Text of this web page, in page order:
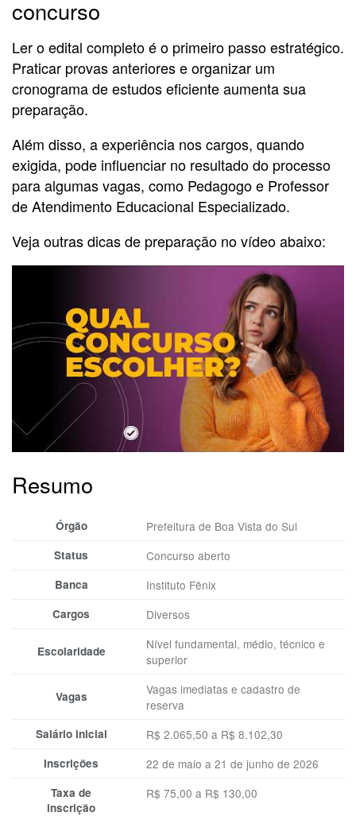
concurso
Ler o edital completo é o primeiro passo estratégico.
Praticar provas anteriores e organizar um
cronograma de estudos eficiente aumenta sua
preparação.
Além disso, a experiência nos cargos, quando
exigida, pode influenciar no resultado do processo
para algumas vagas, como Pedagogo e Professor
de Atendimento Educacional Especializado.
Veja outras dicas de preparação no vídeo abaixo:
Resumo
Órgão Prefeitura de Boa Vista do Sul
Status Concurso aberto
Banca Instituto Fênix
Cargos Diversos
Escolaridade
Nível fundamental, médio, técnico e
superior
Vagas
Vagas imediatas e cadastro de
reserva
Salário inicial R$ 2.065,50 a R$ 8.102,30
Inscrições 22 de maio a 21 de junho de 2026
Taxa de
inscrição
R$ 75,00 a R$ 130,00